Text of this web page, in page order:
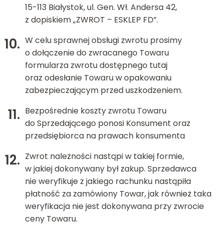
15-113 Białystok, ul. Gen. Wł. Andersa 42,
z dopiskiem „ZWROT – ESKLEP FD”.
W celu sprawnej obsługi zwrotu prosimy
o dołączenie do zwracanego Towaru
formularza zwrotu dostępnego tutaj
oraz odesłanie Towaru w opakowaniu
zabezpieczającym przed uszkodzeniem.
Bezpośrednie koszty zwrotu Towaru
do Sprzedającego ponosi Konsument oraz
przedsiębiorca na prawach konsumenta
Zwrot należności nastąpi w takiej formie,
w jakiej dokonywany był zakup. Sprzedawca
nie weryfikuje z jakiego rachunku nastąpiła
płatność za zamówiony Towar, jak również taka
weryfikacja nie jest dokonywana przy zwrocie
ceny Towaru.